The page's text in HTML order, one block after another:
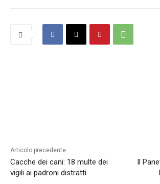
Articolo precedente
Cacche dei cani: 18 multe dei
vigili ai padroni distratti
Il